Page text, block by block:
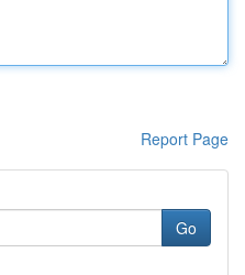
Report Page
Go